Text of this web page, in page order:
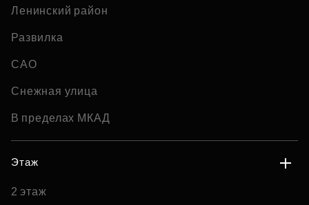
Ленинский район
Развилка
САО
Снежная улица
В пределах МКАД
Этаж
2 этаж